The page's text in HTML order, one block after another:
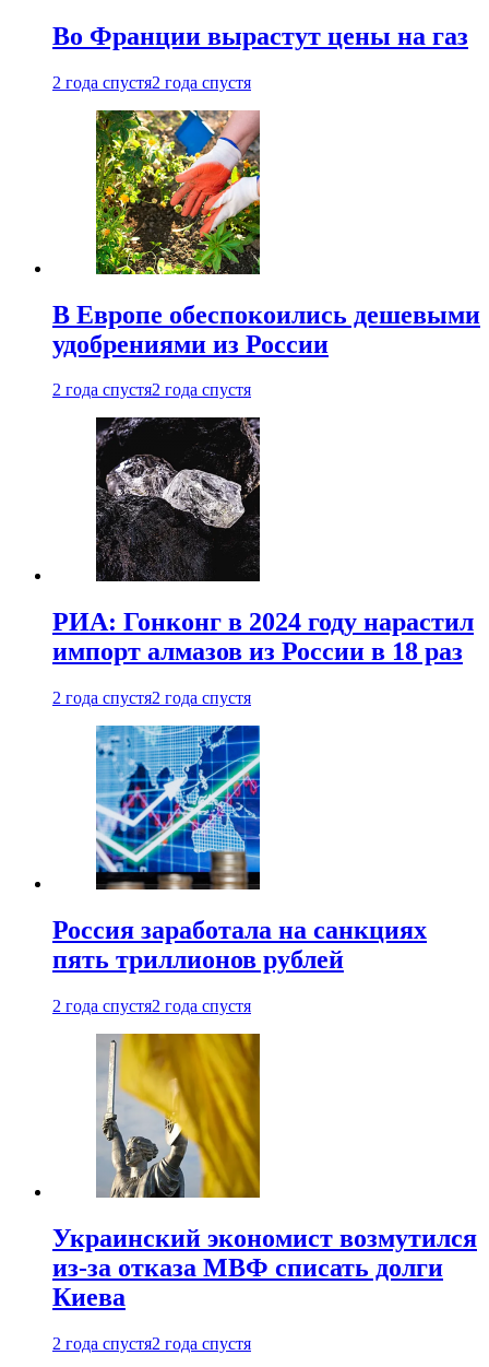
Во Франции вырастут цены на газ
2 года спустя2 года спустя
В Европе обеспокоились дешевыми
удобрениями из России
2 года спустя2 года спустя
РИА: Гонконг в 2024 году нарастил
импорт алмазов из России в 18 раз
2 года спустя2 года спустя
Россия заработала на санкциях
пять триллионов рублей
2 года спустя2 года спустя
Украинский экономист возмутился
из-за отказа МВФ списать долги
Киева
2 года спустя2 года спустя